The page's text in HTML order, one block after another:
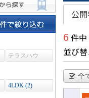
探す
り込む
テラスハウ
4LDK (2)
一覧
公開
6 件
並び
全